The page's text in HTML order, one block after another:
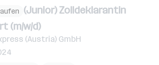
(Junior) Zolldeklarantin
(m/w/d)
(Austria) GmbH